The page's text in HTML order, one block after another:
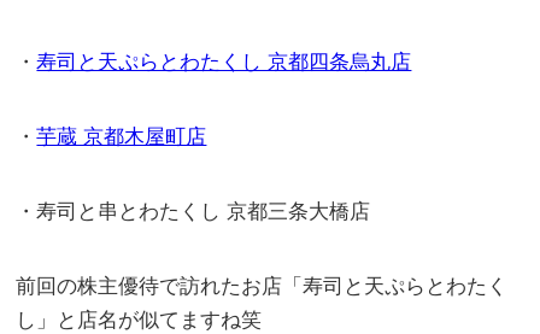
・寿司と天ぷらとわたくし 京都四条烏丸店
・芋蔵 京都木屋町店
・寿司と串とわたくし 京都三条大橋店
前回の株主優待で訪れたお店「寿司と天ぷらとわたく
し」と店名が似てますね笑